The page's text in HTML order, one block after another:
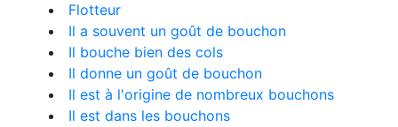
Flotteur
Il a souvent un goût de bouchon
Il bouche bien des cols
Il donne un goût de bouchon
Il est à l'origine de nombreux bouchons
Il est dans les bouchons